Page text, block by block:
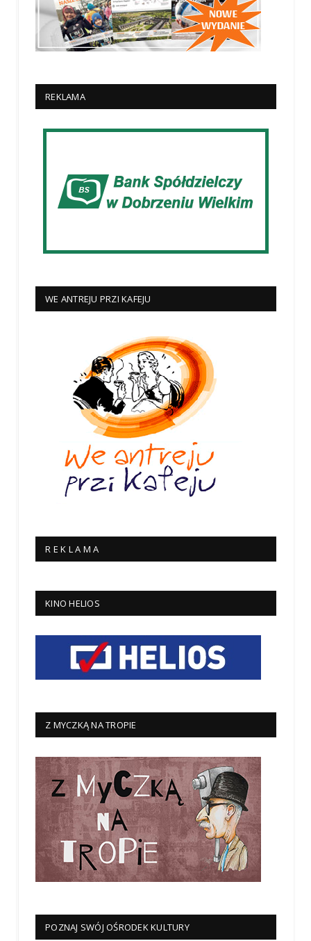
REKLAMA
WE ANTREJU PRZI KAFEJU
R E K L A M A
KINO HELIOS
Z MYCZKĄ NA TROPIE
POZNAJ SWÓJ OŚRODEK KULTURY